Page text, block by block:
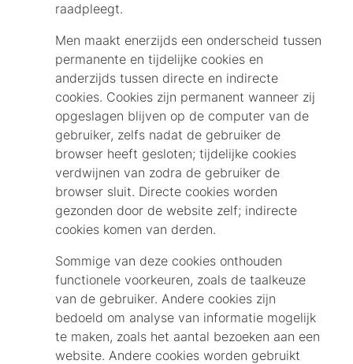
raadpleegt.
Men maakt enerzijds een onderscheid tussen
permanente en tijdelijke cookies en
anderzijds tussen directe en indirecte
cookies. Cookies zijn permanent wanneer zij
opgeslagen blijven op de computer van de
gebruiker, zelfs nadat de gebruiker de
browser heeft gesloten; tijdelijke cookies
verdwijnen van zodra de gebruiker de
browser sluit. Directe cookies worden
gezonden door de website zelf; indirecte
cookies komen van derden.
Sommige van deze cookies onthouden
functionele voorkeuren, zoals de taalkeuze
van de gebruiker. Andere cookies zijn
bedoeld om analyse van informatie mogelijk
te maken, zoals het aantal bezoeken aan een
website. Andere cookies worden gebruikt